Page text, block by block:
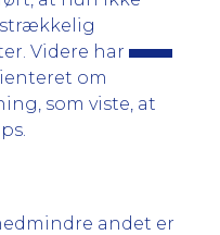
Videre har
om
som viste, at
andet er